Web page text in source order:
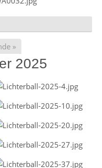
»
2025